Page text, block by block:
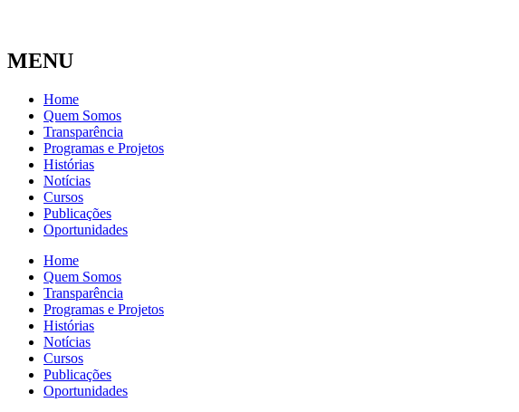
MENU
Home
Quem Somos
Transparência
Programas e Projetos
Histórias
Notícias
Cursos
Publicações
Oportunidades
Home
Quem Somos
Transparência
Programas e Projetos
Histórias
Notícias
Cursos
Publicações
Oportunidades